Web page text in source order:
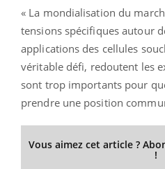
« La mondialisation du
tensions spécifiques autour
applications des cellules
véritable défi, redoutent les
sont trop importants pour
prendre une position
Vous aimez cet article ?
!